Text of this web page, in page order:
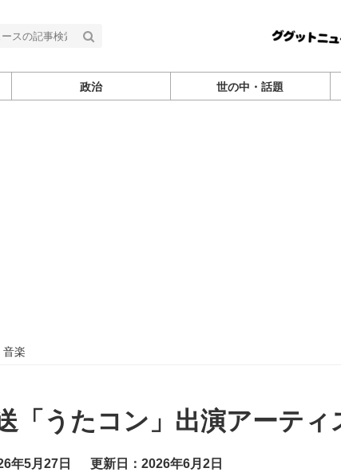
政治 世の中・話題
音楽
「うたコン」出演アーティ
年5月27日 更新日：2026年6月2日